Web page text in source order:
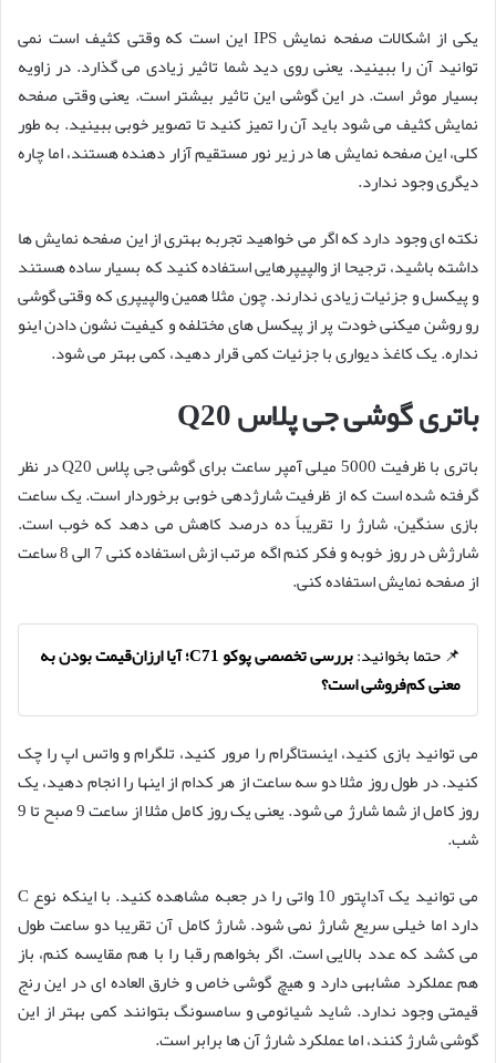
یکی از اشکالات صفحه نمایش IPS این است که وقتی کثیف است نمی
توانید آن را ببینید. یعنی روی دید شما تاثیر زیادی می گذارد. در زاویه
بسیار موثر است. در این گوشی این تاثیر بیشتر است. یعنی وقتی صفحه
نمایش کثیف می شود باید آن را تمیز کنید تا تصویر خوبی ببینید. به طور
کلی، این صفحه نمایش ها در زیر نور مستقیم آزار دهنده هستند، اما چاره
دیگری وجود ندارد.
نکته ای وجود دارد که اگر می خواهید تجربه بهتری از این صفحه نمایش ها
داشته باشید، ترجیحا از والپیپرهایی استفاده کنید که بسیار ساده هستند
و پیکسل و جزئیات زیادی ندارند. چون مثلا همین والپیپری که وقتی گوشی
رو روشن میکنی خودت پر از پیکسل های مختلفه و کیفیت نشون دادن اینو
نداره. یک کاغذ دیواری با جزئیات کمی قرار دهید، کمی بهتر می شود.
باتری گوشی جی پلاس Q20
باتری با ظرفیت 5000 میلی آمپر ساعت برای گوشی جی پلاس Q20 در نظر
گرفته شده است که از ظرفیت شارژدهی خوبی برخوردار است. یک ساعت
بازی سنگین، شارژ را تقریباً ده درصد کاهش می دهد که خوب است.
شارژش در روز خوبه و فکر کنم اگه مرتب ازش استفاده کنی 7 الی 8 ساعت
از صفحه نمایش استفاده کنی.
📌 حتما بخوانید:
بررسی تخصصی پوکو C71؛ آیا ارزان‌قیمت بودن به
معنی کم‌فروشی است؟
می توانید بازی کنید، اینستاگرام را مرور کنید، تلگرام و واتس اپ را چک
کنید. در طول روز مثلا دو سه ساعت از هر کدام از اینها را انجام دهید، یک
روز کامل از شما شارژ می شود. یعنی یک روز کامل مثلا از ساعت 9 صبح تا 9
شب.
می توانید یک آداپتور 10 واتی را در جعبه مشاهده کنید. با اینکه نوع C
دارد اما خیلی سریع شارژ نمی شود. شارژ کامل آن تقریبا دو ساعت طول
می کشد که عدد بالایی است. اگر بخواهم رقبا را با هم مقایسه کنم، باز
هم عملکرد مشابهی دارد و هیچ گوشی خاص و خارق العاده ای در این رنج
قیمتی وجود ندارد. شاید شیائومی و سامسونگ بتوانند کمی بهتر از این
گوشی شارژ کنند، اما عملکرد شارژ آن ها برابر است.